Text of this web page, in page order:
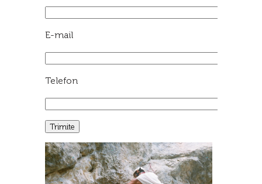
E-mail
Telefon